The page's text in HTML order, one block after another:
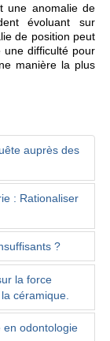
une anomalie de
évoluant sur
de position peut
une difficulté pour
manière la plus
auprès des
: Rationaliser
?
la force
céramique.
en odontologie